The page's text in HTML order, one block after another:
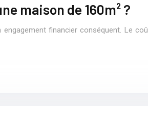
maison de 160m² ?
financier conséquent. Le